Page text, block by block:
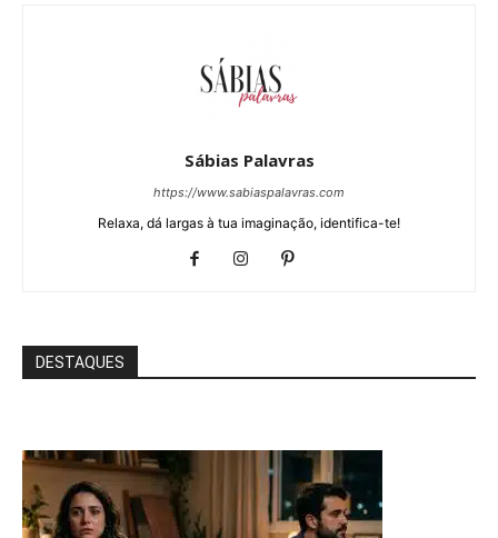
Sábias Palavras
https://www.sabiaspalavras.com
Relaxa, dá largas à tua imaginação, identifica-te!
DESTAQUES